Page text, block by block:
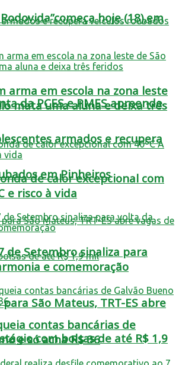
da PCES e PMES apreende
armados e recupera
em Pinheiros
São Mateus, TRT-ES abre
com bolsas de até R$ 1,9
hoje (18),em
arma em escola na zona leste
mata uma aluna e deixa três
de calor excepcional com
e risco à vida
de Setembro sinaliza para
e comemoração
contas bancárias de
e só acha R$ 36